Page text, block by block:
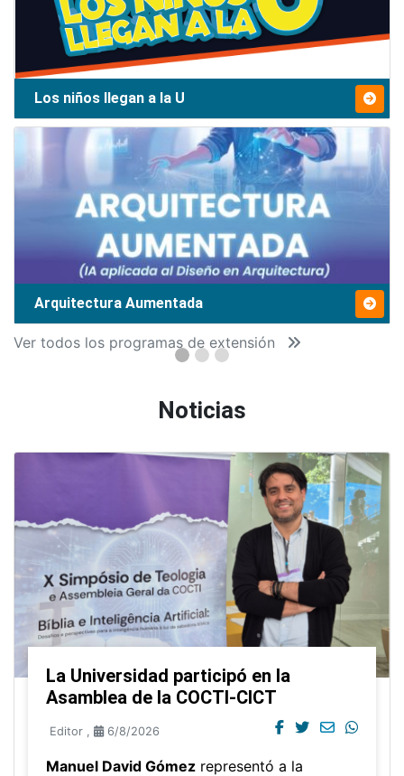
Los niños llegan a la U
Arquitectura Aumentada
Ver todos los programas de extensión
Noticias
La Universidad participó en la
Asamblea de la COCTI-CICT
Editor , 6/8/2026
Manuel David Gómez representó a la